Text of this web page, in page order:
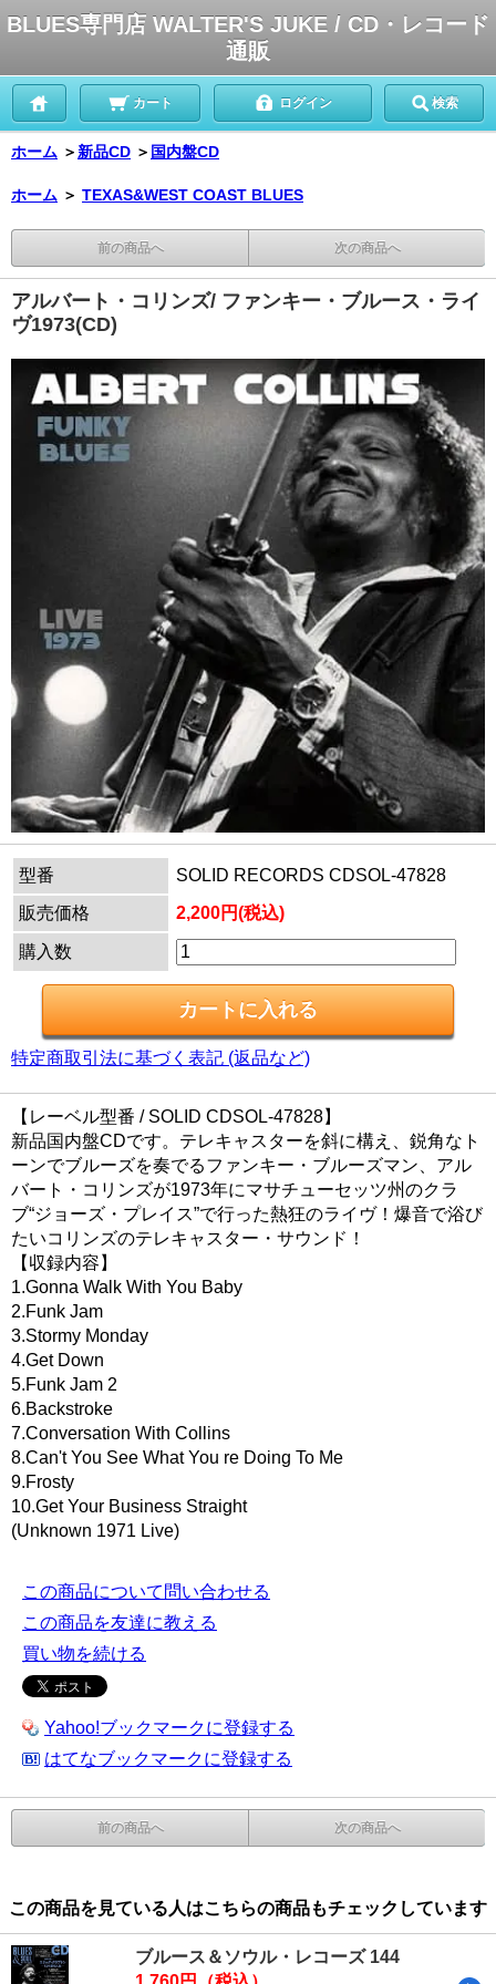
BLUES専門店 WALTER'S JUKE / CD・レコード
通販
カート ログイン 検索
ホーム ＞ 新品CD ＞ 国内盤CD
ホーム ＞ TEXAS&WEST COAST BLUES
前の商品へ 次の商品へ
アルバート・コリンズ/ ファンキー・ブルース・ライ
ヴ1973(CD)
型番
SOLID RECORDS CDSOL-47828
販売価格
2,200円(税込)
購入数
特定商取引法に基づく表記 (返品など)
【レーベル型番 / SOLID CDSOL-47828】
新品国内盤CDです。テレキャスターを斜に構え、鋭角なト
ーンでブルーズを奏でるファンキー・ブルーズマン、アル
バート・コリンズが1973年にマサチューセッツ州のクラ
ブ“ジョーズ・プレイス”で行った熱狂のライヴ！爆音で浴び
たいコリンズのテレキャスター・サウンド！
【収録内容】
1.Gonna Walk With You Baby
2.Funk Jam
3.Stormy Monday
4.Get Down
5.Funk Jam 2
6.Backstroke
7.Conversation With Collins
8.Can't You See What You re Doing To Me
9.Frosty
10.Get Your Business Straight
(Unknown 1971 Live)
この商品について問い合わせる
この商品を友達に教える
買い物を続ける
Yahoo!ブックマークに登録する
はてなブックマークに登録する
前の商品へ 次の商品へ
この商品を見ている人はこちらの商品もチェックしています
ブルース＆ソウル・レコーズ 144